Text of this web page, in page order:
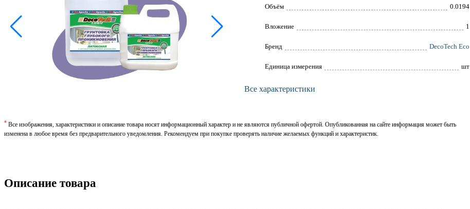
Объём 0.0194
Вложение 1
Брeнд DecoTech Eco
Единица измерения шт
Все характеристики
* Все изображения, характеристики и описание товара носят информационный характер и не являются публичной офертой. Опубликованная на сайте информация может быть
изменена в любое время без предварительного уведомления. Рекомендуем при покупке проверять наличие желаемых функций и характеристик.
Описание товара